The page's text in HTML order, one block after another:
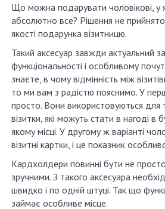
Що можна подарувати чоловікові, у
абсолютно все? Рішення не
якості подарунка візитницю.
Такий аксесуар завжди актуальний
функціональності і особливому
знаєте, в чому відмінність між
то ми вам з радістю пояснимо. У
просто. Вони використовуються для
візитки, які можуть стати в нагоді в
якому місці. У другому ж варіанті
візитні картки, і це показник
Кардхолдери повинні бути не
зручними. З такого аксесуара
швидко і по одній штуці. Так що
займає особливе місце.